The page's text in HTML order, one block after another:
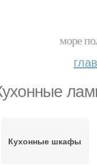
море
Кухонные шкафы